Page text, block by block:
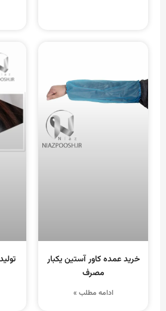
خرید عمده کاور آستین یکبار
مصرف
ادامه مطلب »